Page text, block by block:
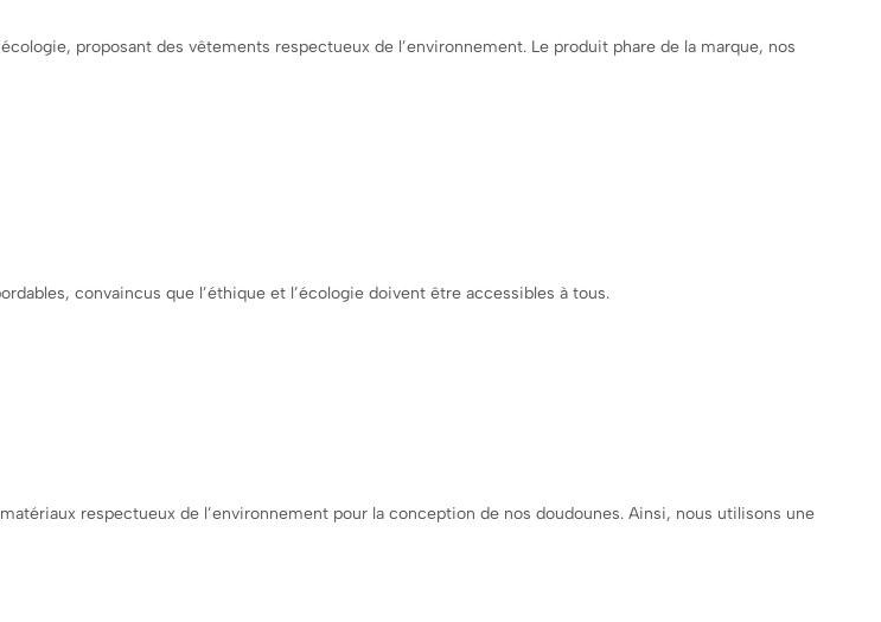
proposant des vêtements respectueux de l’environnement. Le produit phare de la marque, nos
convaincus que l’éthique et l’écologie doivent être accessibles à tous.
respectueux de l’environnement pour la conception de nos doudounes. Ainsi, nous utilisons une